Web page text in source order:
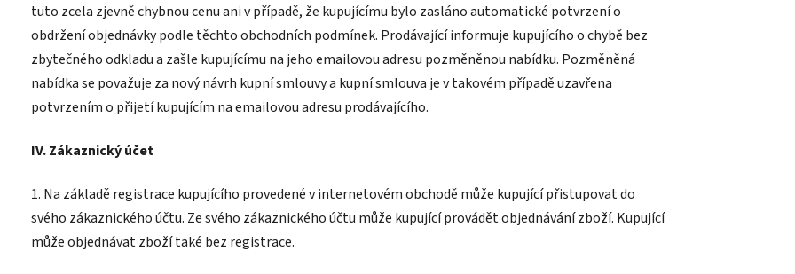
tuto zcela zjevně chybnou cenu ani v případě, že kupujícímu bylo zasláno automatické potvrzení o
obdržení objednávky podle těchto obchodních podmínek. Prodávající informuje kupujícího o chybě bez
zbytečného odkladu a zašle kupujícímu na jeho emailovou adresu pozměněnou nabídku. Pozměněná
nabídka se považuje za nový návrh kupní smlouvy a kupní smlouva je v takovém případě uzavřena
potvrzením o přijetí kupujícím na emailovou adresu prodávajícího.
IV. Zákaznický účet
1. Na základě registrace kupujícího provedené v internetovém obchodě může kupující přistupovat do
svého zákaznického účtu. Ze svého zákaznického účtu může kupující provádět objednávání zboží. Kupující
může objednávat zboží také bez registrace.